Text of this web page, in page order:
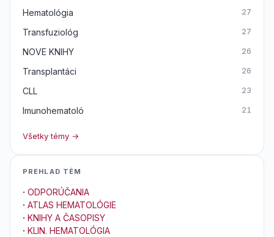
Hematológia 27
Transfuziológ 27
NOVE KNIHY 26
Transplantáci 26
CLL 23
Imunohematoló 21
Všetky témy →
PREHLAD TÉM
· ODPORÚČANIA
· ATLAS HEMATOLÓGIE
· KNIHY A ČASOPISY
· KLIN. HEMATOLÓGIA